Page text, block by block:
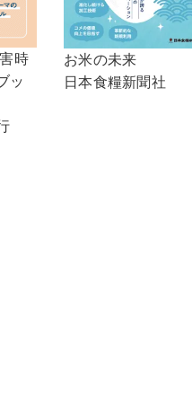
時
ッ
お米の未来
日本食糧新聞社